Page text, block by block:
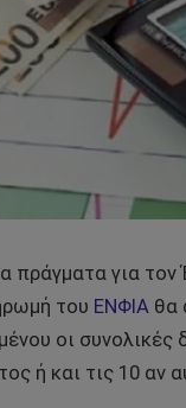
πράγματα για
του ΕΝΦΙΑ θα
οι
ή και τις 10 αν